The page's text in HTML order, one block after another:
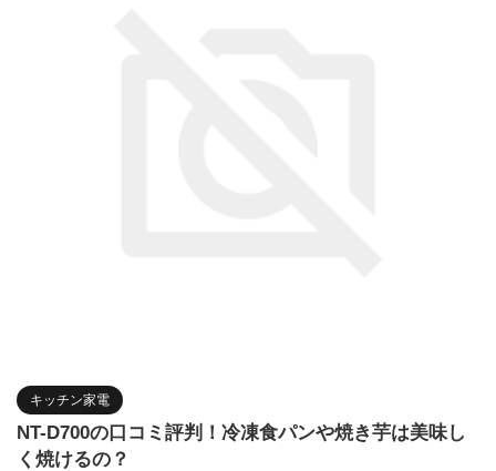
キッチン家電
NT-D700の口コミ評判！冷凍食パンや焼き芋は美味し
く焼けるの？